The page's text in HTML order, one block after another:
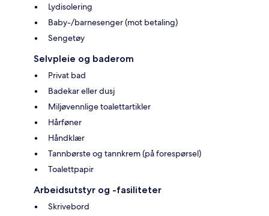
Lydisolering
Baby-/barnesenger (mot betaling)
Sengetøy
Selvpleie og baderom
Privat bad
Badekar eller dusj
Miljøvennlige toalettartikler
Hårføner
Håndklær
Tannbørste og tannkrem (på forespørsel)
Toalettpapir
Arbeidsutstyr og -fasiliteter
Skrivebord